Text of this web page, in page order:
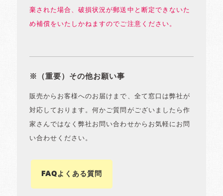
棄された場合、破損状況が郵送中と断定できないた
め補償をいたしかねますのでご注意ください。
※（重要）その他お願い事
販売からお客様へのお届けまで、全て窓口は弊社が
対応しております。何かご質問がございましたら作
家さんではなく弊社お問い合わせからお気軽にお問
い合わせください。
FAQよくある質問